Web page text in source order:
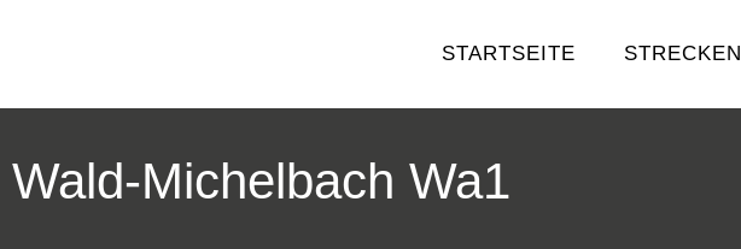
STARTSEITE STRECKEN
Wald-Michelbach Wa1